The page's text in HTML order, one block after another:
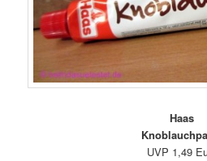
Haas
UVP 1,49